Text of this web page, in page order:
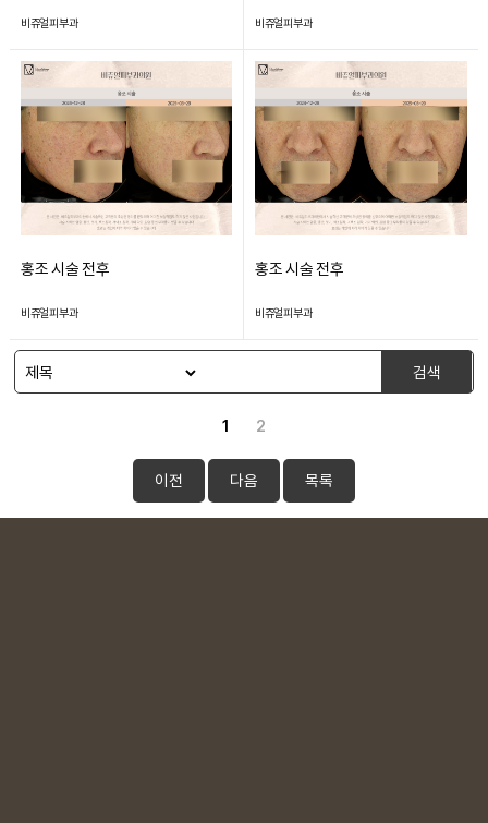
비쥬얼피부과 비쥬얼피부과
홍조 시술 전후
비쥬얼피부과
홍조 시술 전후
비쥬얼피부과
검색
1 2
이전 다음 목록